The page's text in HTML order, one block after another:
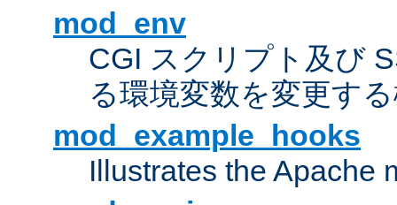
mod_env
CGI スクリプト及び
る環境変数を変更す
mod_example_hooks
Illustrates the Apache